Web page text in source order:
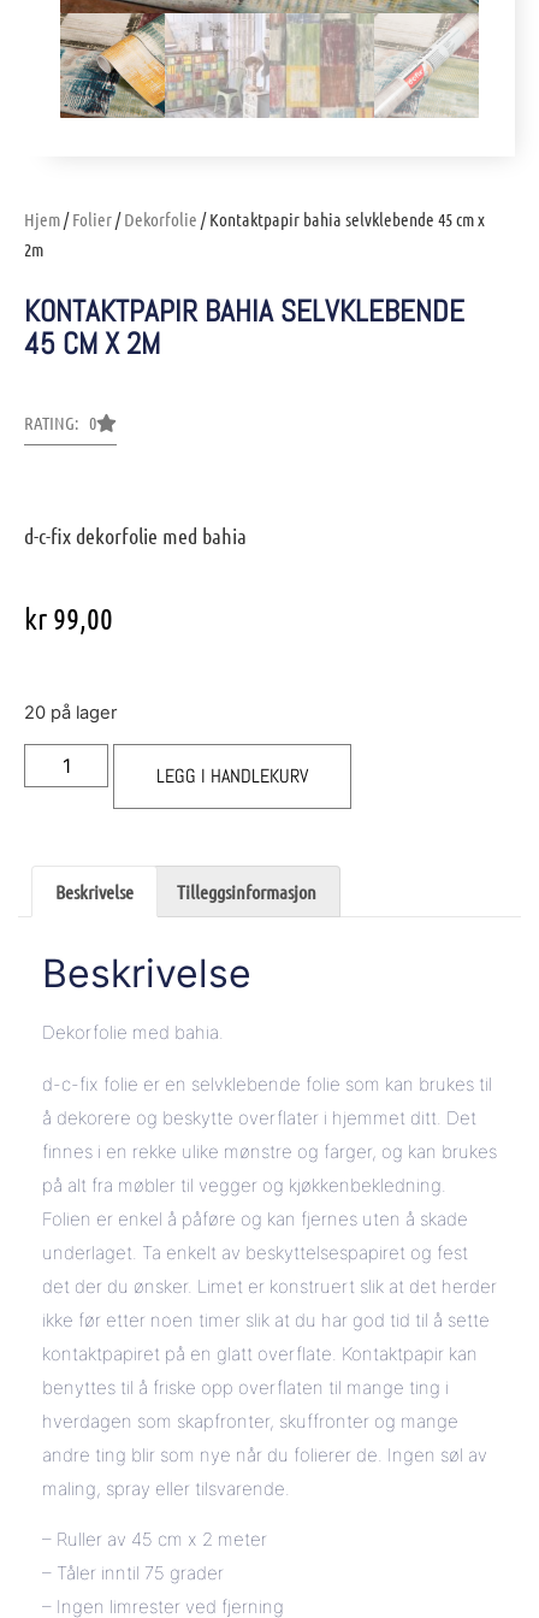
Hjem/Folier/Dekorfolie / Kontaktpapir bahia selvklebende 45 cm x
2m
KONTAKTPAPIR BAHIA SELVKLEBENDE
45 CM X 2M
RATING: 0
d-c-fix dekorfolie med bahia
kr 99,00
20 på lager
LEGG I HANDLEKURV
Beskrivelse Tilleggsinformasjon
Beskrivelse
Dekorfolie med bahia.
d-c-fix folie er en selvklebende folie som kan brukes til
å dekorere og beskytte overflater i hjemmet ditt. Det
finnes i en rekke ulike mønstre og farger, og kan brukes
på alt fra møbler til vegger og kjøkkenbekledning.
Folien er enkel å påføre og kan fjernes uten å skade
underlaget. Ta enkelt av beskyttelsespapiret og fest
det der du ønsker. Limet er konstruert slik at det herder
ikke før etter noen timer slik at du har god tid til å sette
kontaktpapiret på en glatt overflate. Kontaktpapir kan
benyttes til å friske opp overflaten til mange ting i
hverdagen som skapfronter, skuffronter og mange
andre ting blir som nye når du folierer de. Ingen søl av
maling, spray eller tilsvarende.
– Ruller av 45 cm x 2 meter
– Tåler inntil 75 grader
– Ingen limrester ved fjerning